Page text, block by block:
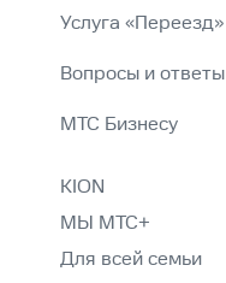
Услуга «Переезд»
Вопросы и ответы
МТС Бизнесу
KION
МЫ МТС+
Для всей семьи